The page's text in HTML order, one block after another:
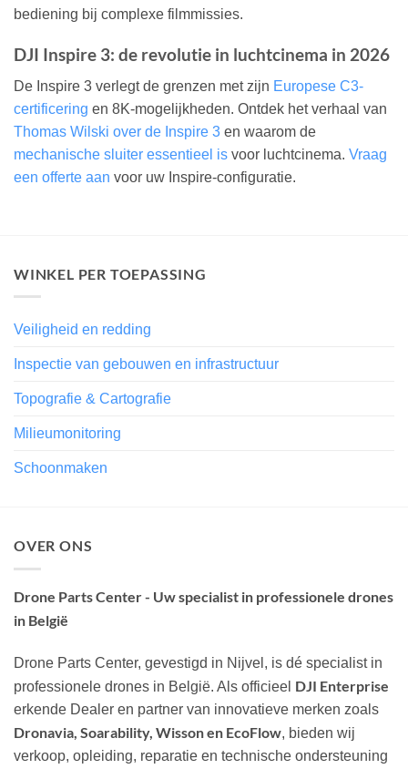
bediening bij complexe filmmissies.
DJI Inspire 3: de revolutie in luchtcinema in 2026
De Inspire 3 verlegt de grenzen met zijn Europese C3-
certificering en 8K-mogelijkheden. Ontdek het verhaal van
Thomas Wilski over de Inspire 3 en waarom de
mechanische sluiter essentieel is voor luchtcinema. Vraag
een offerte aan voor uw Inspire-configuratie.
WINKEL PER TOEPASSING
Veiligheid en redding
Inspectie van gebouwen en infrastructuur
Topografie & Cartografie
Milieumonitoring
Schoonmaken
OVER ONS
Drone Parts Center - Uw specialist in professionele drones
in België
Drone Parts Center, gevestigd in Nijvel, is dé specialist in
professionele drones in België. Als officieel DJI Enterprise
erkende Dealer en partner van innovatieve merken zoals
Dronavia, Soarability, Wisson en EcoFlow, bieden wij
verkoop, opleiding, reparatie en technische ondersteuning